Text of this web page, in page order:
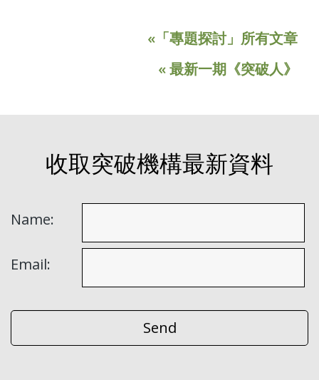
«「專題探討」所有文章
« 最新一期《突破人》
收取突破機構最新資料
Name:
Email: